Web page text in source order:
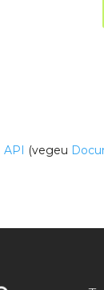
API (vegeu